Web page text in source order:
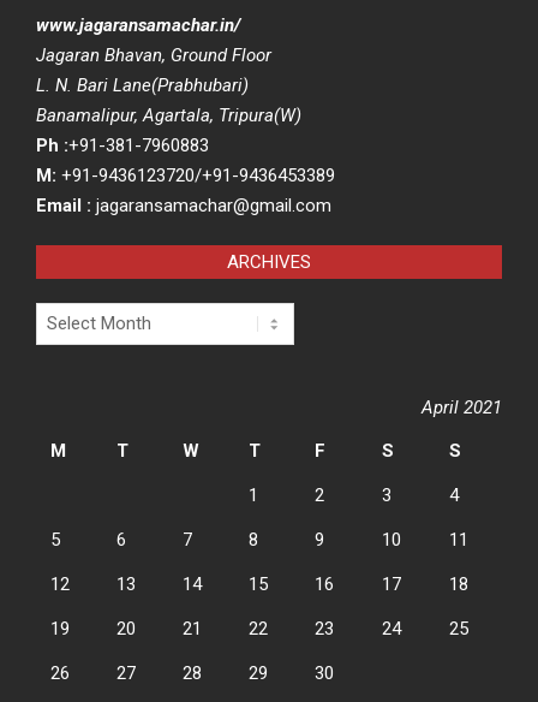
www.jagaransamachar.in/
Jagaran Bhavan, Ground Floor
L. N. Bari Lane(Prabhubari)
Banamalipur, Agartala, Tripura(W)
Ph :+91-381-7960883
M: +91-9436123720/+91-9436453389
Email : jagaransamachar@gmail.com
ARCHIVES
Archives
April 2021
M
T W T F S S
1 2 3 4
5 6 7 8 9 10 11
12 13 14 15 16 17 18
19 20 21 22 23 24 25
26 27 28 29 30